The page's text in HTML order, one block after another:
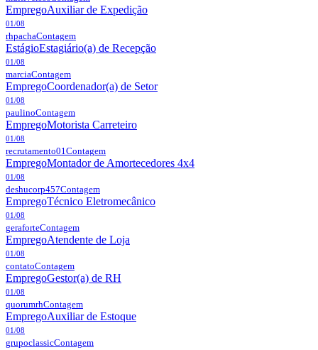
EmpregoAuxiliar de Expedição
01/08
rhpachaContagem
EstágioEstagiário(a) de Recepção
01/08
marciaContagem
EmpregoCoordenador(a) de Setor
01/08
paulinoContagem
EmpregoMotorista Carreteiro
01/08
recrutamento01Contagem
EmpregoMontador de Amortecedores 4x4
01/08
deshucorp457Contagem
EmpregoTécnico Eletromecânico
01/08
geraforteContagem
EmpregoAtendente de Loja
01/08
contatoContagem
EmpregoGestor(a) de RH
01/08
quorumrhContagem
EmpregoAuxiliar de Estoque
01/08
grupoclassicContagem